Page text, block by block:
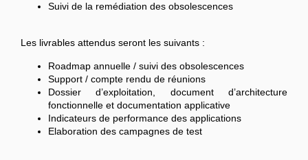
Suivi de la remédiation des obsolescences
Les livrables attendus seront les suivants :
Roadmap annuelle / suivi des obsolescences
Support / compte rendu de réunions
Dossier d’exploitation, document d’architecture
fonctionnelle et documentation applicative
Indicateurs de performance des applications
Elaboration des campagnes de test